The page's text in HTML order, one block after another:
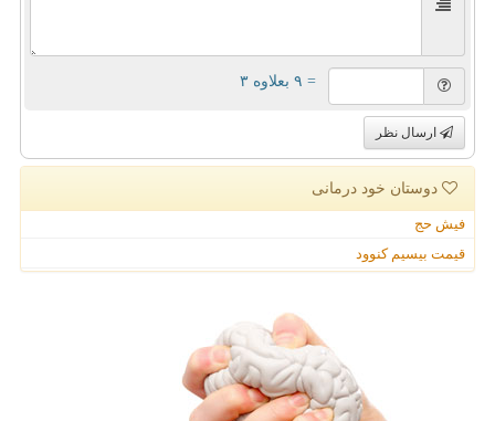
= ۹ بعلاوه ۳
ارسال نظر
دوستان خود درمانی
فیش حج
قیمت بیسیم کنوود